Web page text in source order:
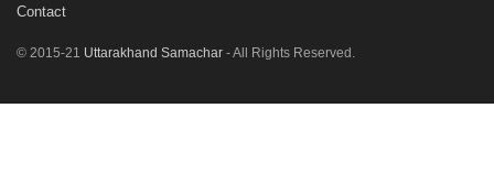
Contact
© 2015-21 Uttarakhand Samachar - All Rights Reserved.